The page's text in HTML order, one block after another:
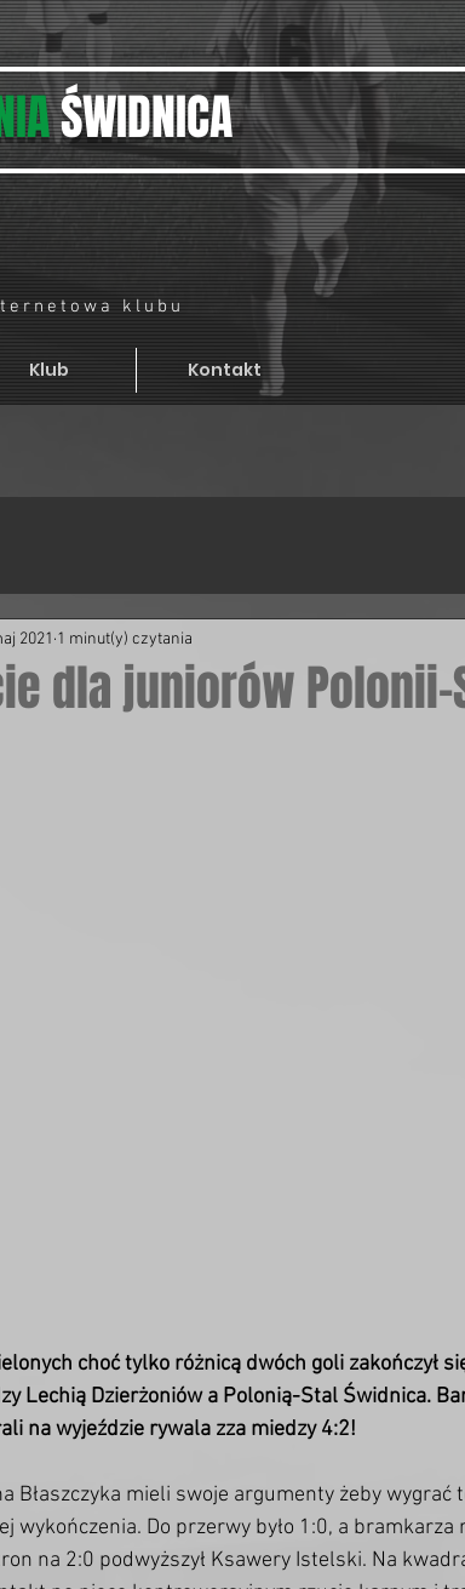
ŚWIDNICA
klubu
Klub Kontakt
dla juniorów Polonii-
2021 1 minut(y) czytania
choć tylko różnicą dwóch goli zakończył
Lechią Dzierżoniów a Polonią-Stal Świdnica.
na wyjeździe rywala zza miedzy 4:2!
Błaszczyka mieli swoje argumenty żeby wygrać
wykończenia. Do przerwy było 1:0, a bramkarza
na 2:0 podwyższył Ksawery Istelski. Na